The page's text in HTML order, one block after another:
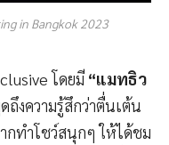
in Bangkok 2023
โดยมี “แมทธิว
งความรู้สึกว่าตื่นเต้น
ทำโชว์สนุกๆ ให้ได้ชม